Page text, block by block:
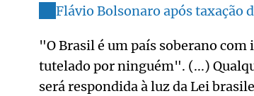
Flávio Bolsonaro após taxação
"O Brasil é um país soberano
tutelado por ninguém". (...)
será respondida à luz da Lei